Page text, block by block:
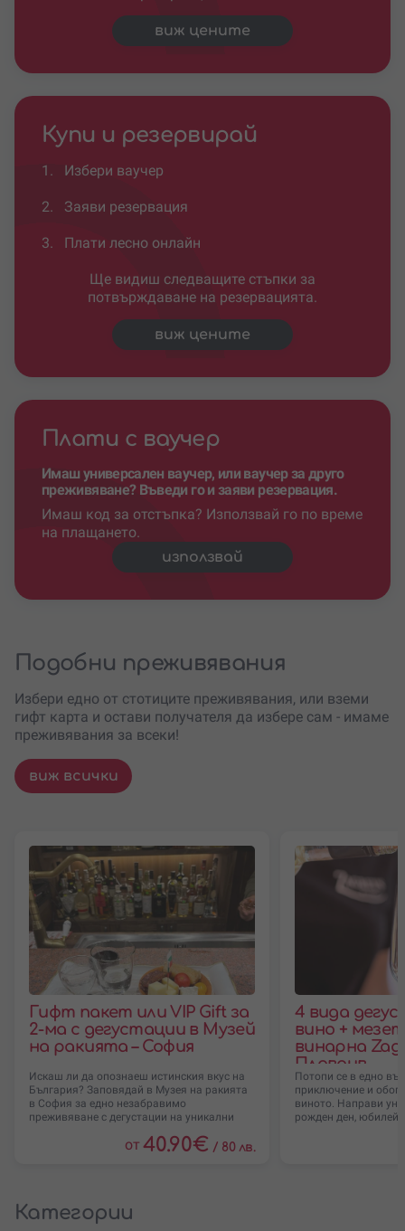
виж цените
Купи и резервирай
1. Избери ваучер
2. Заяви резервация
3. Плати лесно онлайн
Ще видиш следващите стъпки за
потвърждаване на резервацията.
виж цените
Плати с ваучер
Имаш универсален ваучер, или ваучер за друго
преживяване? Въведи го и заяви резервация.
Имаш код за отстъпка? Използвай го по време
на плащането.
използвай
Подобни преживявания
Избери едно от стотиците преживявания, или вземи
гифт карта и остави получателя да избере сам - имаме
преживявания за всеки!
виж всички
Гифт пакет или VIP Gift за
2-ма с дегустации в Музей
на ракията – София
Искаш ли да опознаеш истинския вкус на
България? Заповядай в Музея на ракията
в София за едно незабравимо
преживяване с дегустации на уникални
от 40.90€ / 80 лв.
4 вида
вино +
винарна
Пловдив
Потопи се в едно
приключение и
виното. Направи
рожден ден, юбилей,
Категории